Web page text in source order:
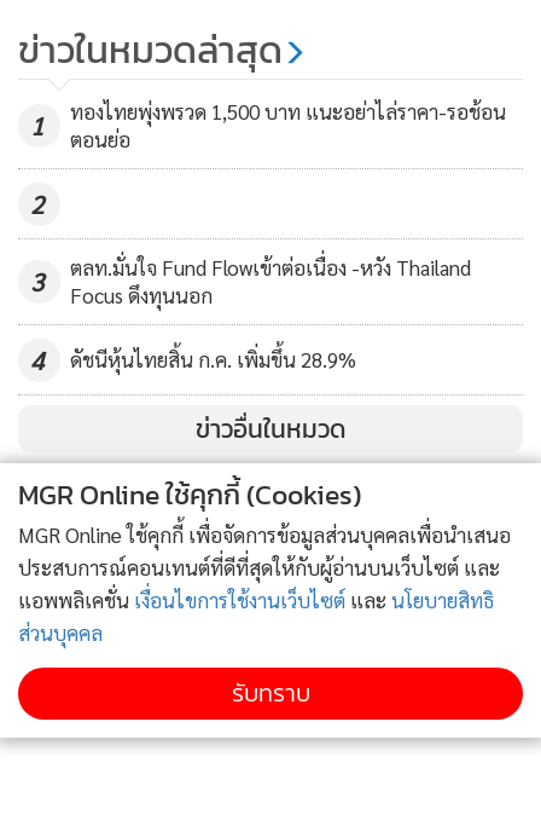
1,260
ที่สุด ฟันเคลื่อนตัวง่าย ใบหน้ากำลัง
ข่าวในหมวดล่าสุด
1
ทองไทยพุ่งพรวด 1,500 บาท แนะอย่าไล่ราคา-รอช้อน
ตอนย่อ
2
3
ตลท.มั่นใจ Fund Flowเข้าต่อเนื่อง -หวัง Thailand
Focus ดึงทุนนอก
4 ดัชนีหุ้นไทยสิ้น ก.ค. เพิ่มขึ้น 28.9%
ข่าวอื่นในหมวด
MGR Online ใช้คุกกี้ (Cookies)
MGR Online ใช้คุกกี้ เพื่อจัดการข้อมูลส่วนบุคคลเพื่อนำเสนอ
ประสบการณ์คอนเทนต์ที่ดีที่สุดให้กับผู้อ่านบนเว็บไซต์ และ
แอพพลิเคชั่น เงื่อนไขการใช้งานเว็บไซต์ และ นโยบายสิทธิ
ส่วนบุคคล
รับทราบ